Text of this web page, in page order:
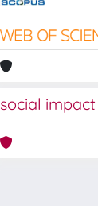
social impact